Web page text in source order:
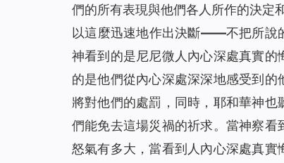
們的所有表現與他們各人所作的決
以這麼迅速地作出決斷——不把所說
神看到的是尼尼微人內心深處真實的
的是他們從內心深處深深地感受到
將對他們的處罰，同時，耶和華神
們能免去這場災禍的祈求。當神察
怒氣有多大，當看到人內心深處真